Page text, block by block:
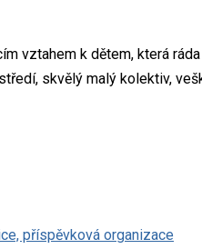
vztahem k dětem, která
skvělý malý kolektiv,
příspěvková organizace